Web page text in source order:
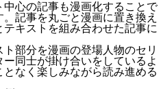
心の記事も漫画化することで
記事を丸ごと漫画に置き換え
キストを組み合わせた記事に
部分を漫画の登場人物のセリ
同士が掛け合いをしているよ
なく楽しみながら読み進める